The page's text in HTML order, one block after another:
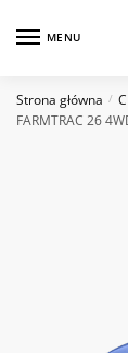
MENU
Strona główna /
FARMTRAC 26